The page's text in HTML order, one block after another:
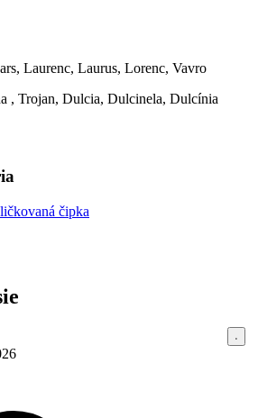
Laurenc, Laurus, Lorenc, Vavro
, Trojan, Dulcia, Dulcinela, Dulcínia